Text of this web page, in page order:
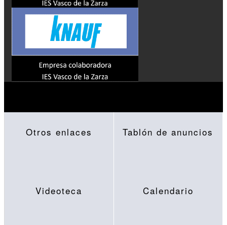
Otros enlaces Tablón de anuncios
Videoteca Calendario